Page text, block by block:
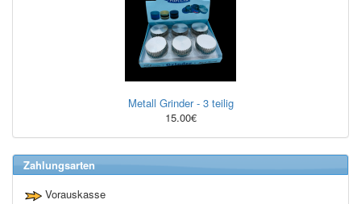
Metall Grinder - 3 teilig
15.00€
Zahlungsarten
Vorauskasse